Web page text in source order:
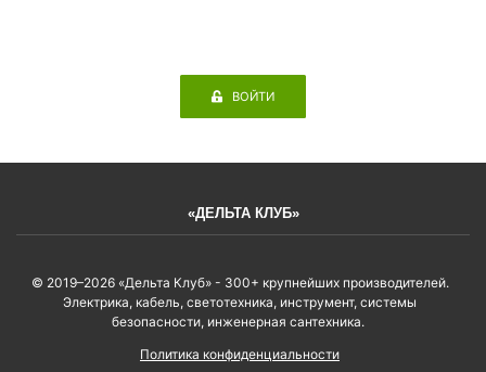
ВОЙТИ
«ДЕЛЬТА КЛУБ»
© 2019–2026 «Дельта Клуб» - 300+ крупнейших производителей.
Электрика, кабель, светотехника, инструмент, системы
безопасности, инженерная сантехника.
Политика конфиденциальности